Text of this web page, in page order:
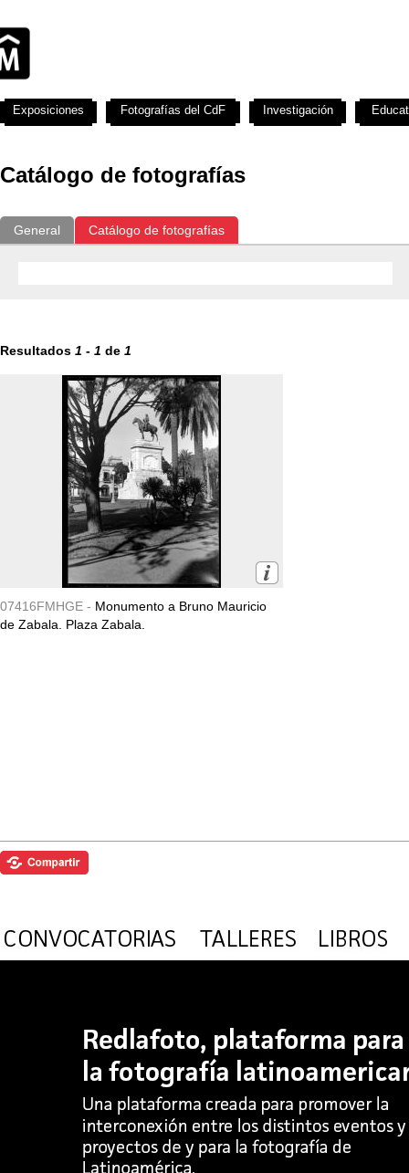
Catálogo de fotografías
General Catálogo de fotografías
Resultados 1 - 1 de 1
07416FMHGE - Monumento a Bruno Mauricio
de Zabala. Plaza Zabala.
Exposiciones Fotografías del CdF Investigación